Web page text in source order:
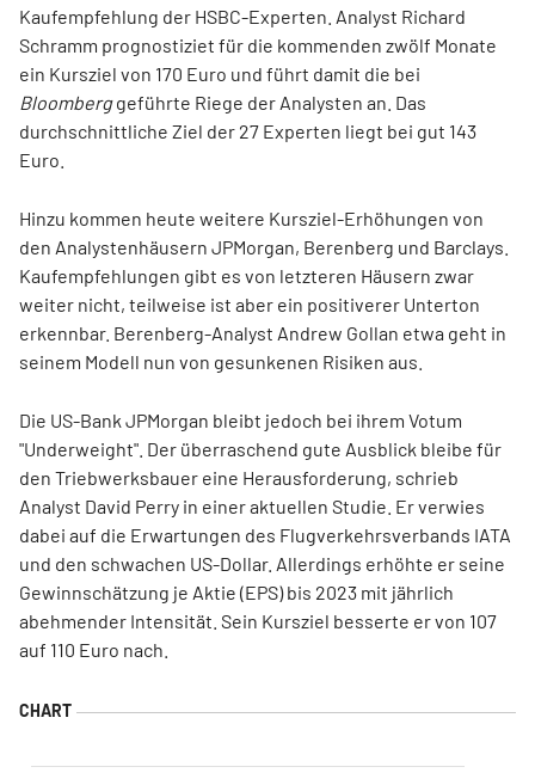
Kaufempfehlung der HSBC-Experten. Analyst Richard
Schramm prognostiziet für die kommenden zwölf Monate
ein Kursziel von 170 Euro und führt damit die bei
Bloomberggeführte Riege der Analysten an. Das
durchschnittliche Ziel der 27 Experten liegt bei gut 143
Euro.
Hinzu kommen heute weitere Kursziel-Erhöhungen von
den Analystenhäusern JPMorgan, Berenberg und Barclays.
Kaufempfehlungen gibt es von letzteren Häusern zwar
weiter nicht, teilweise ist aber ein positiverer Unterton
erkennbar. Berenberg-Analyst Andrew Gollan etwa geht in
seinem Modell nun von gesunkenen Risiken aus.
Die US-Bank JPMorgan bleibt jedoch bei ihrem Votum
"Underweight". Der überraschend gute Ausblick bleibe für
den Triebwerksbauer eine Herausforderung, schrieb
Analyst David Perry in einer aktuellen Studie. Er verwies
dabei auf die Erwartungen des Flugverkehrsverbands IATA
und den schwachen US-Dollar. Allerdings erhöhte er seine
Gewinnschätzung je Aktie (EPS) bis 2023 mit jährlich
abehmender Intensität. Sein Kursziel besserte er von 107
auf 110 Euro nach.